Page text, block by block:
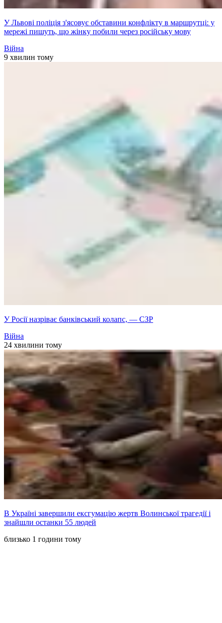
У Львові поліція з'ясовує обставини конфлікту в маршрутці: у
мережі пишуть, що жінку побили через російську мову
Війна
9 хвилин тому
У Росії назріває банківський колапс, — СЗР
Війна
24 хвилини тому
В Україні завершили ексгумацію жертв Волинської трагедії і
знайшли останки 55 людей
близько 1 години тому